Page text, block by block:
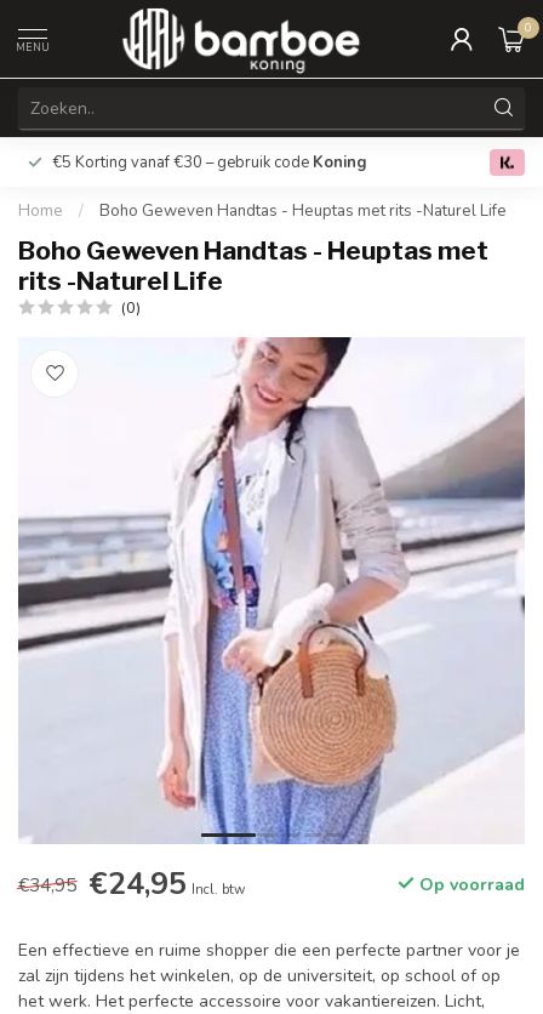
MENU
0
€5 Korting vanaf €30 – gebruik code Koning Gratis
Home / Boho Geweven Handtas - Heuptas met rits -Naturel Life
Boho Geweven Handtas - Heuptas met
rits -Naturel Life
(0)
€34,95 €24,95 Incl. btw Op voorraad
Een effectieve en ruime shopper die een perfecte partner voor je
zal zijn tijdens het winkelen, op de universiteit, op school of op
het werk. Het perfecte accessoire voor vakantiereizen. Licht,